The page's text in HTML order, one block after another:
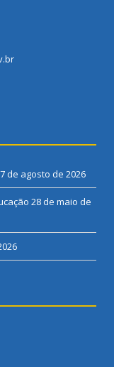
7 de agosto de 2026
28 de maio de